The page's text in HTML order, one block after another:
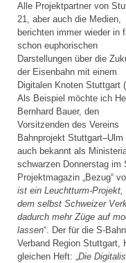
Alle Projektpartner von
21, aber auch die Medien,
berichten immer wieder in
schon euphorischen
Darstellungen über die
der Eisenbahn mit einem
Digitalen Knoten Stuttgart
Als Beispiel möchte ich
Bernhard Bauer, den
Vorsitzenden des Vereins
Bahnprojekt Stuttgart–Ulm
auch bekannt als
schwarzen Donnerstag im
Projektmagazin „Bezug“
ist ein Leuchtturm-
dem selbst Schweizer
dadurch mehr Züge auf
lassen“. Der für die S-
Verband Region Stuttgart,
gleichen Heft: „Die